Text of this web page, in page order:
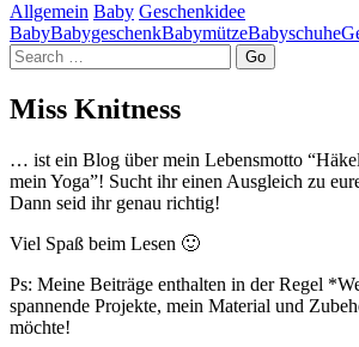
Allgemein Baby Geschenkidee
BabyBabygeschenkBabymützeBabyschuhe
Search
Miss Knitness
… ist ein Blog über mein Lebensmotto
mein Yoga”! Sucht ihr einen Ausgleich zu
Dann seid ihr genau richtig!
Viel Spaß beim Lesen 🙂
Ps: Meine Beiträge enthalten in der Regel
spannende Projekte, mein Material und
möchte!